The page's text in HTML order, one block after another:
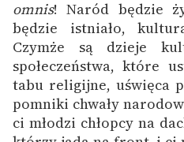
omnis! Naród będzie
będzie istniało,
Czymże są dzieje
społeczeństwa, które
tabu religijne, uświęca
pomniki chwały
ci młodzi chłopcy na